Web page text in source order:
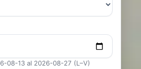
08-13 al 2026-08-27 (L–V)